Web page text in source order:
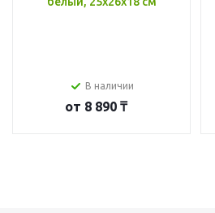
В наличии
от 8 890 ₸